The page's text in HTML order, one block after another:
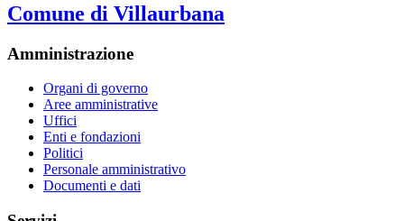
Comune di Villaurbana
Amministrazione
Organi di governo
Aree amministrative
Uffici
Enti e fondazioni
Politici
Personale amministrativo
Documenti e dati